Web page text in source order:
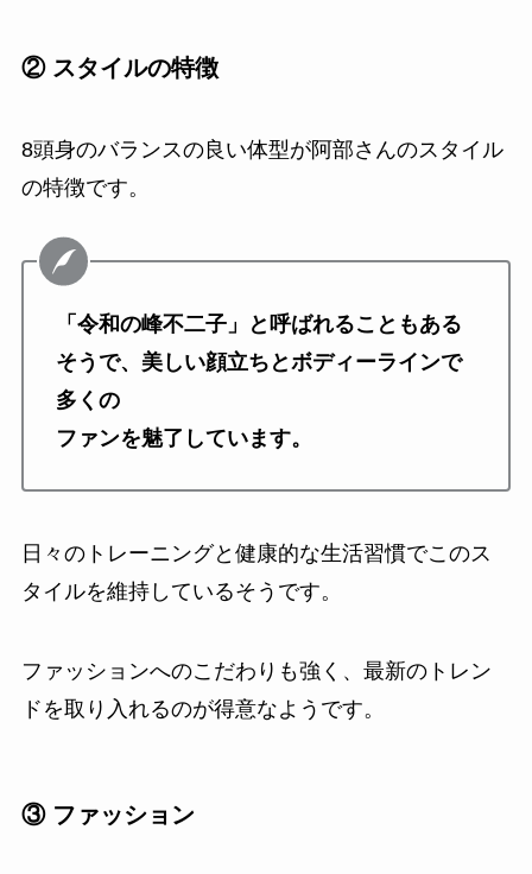
② スタイルの特徴
8頭身のバランスの良い体型が阿部さんのスタイル
の特徴です。
「令和の峰不二子」と呼ばれることもある
そうで、美しい顔立ちとボディーラインで
多くの
ファンを魅了しています。
日々のトレーニングと健康的な生活習慣でこのス
タイルを維持しているそうです。
ファッションへのこだわりも強く、最新のトレン
ドを取り入れるのが得意なようです。
③ ファッション